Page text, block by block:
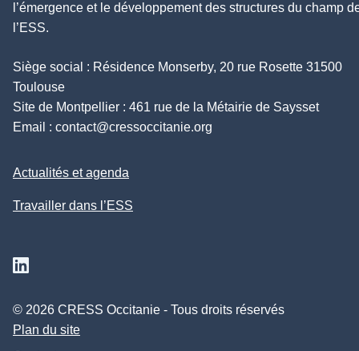
l’émergence et le développement des structures du champ
l’ESS.
Siège social : Résidence Monserby, 20 rue Rosette 31500
Toulouse
Site de Montpellier : 461 rue de la Métairie de Saysset
Email : contact@cressoccitanie.org
Actualités et agenda
Travailler dans l’ESS
© 2026 CRESS Occitanie - Tous droits réservés
Plan du site